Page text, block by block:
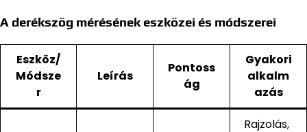
A derékszög mérésének eszközei és módszerei
Eszköz/
Módsze
r
Leírás
Pontoss
ág
Gyakori
alkalm
azás
Rajzolás,